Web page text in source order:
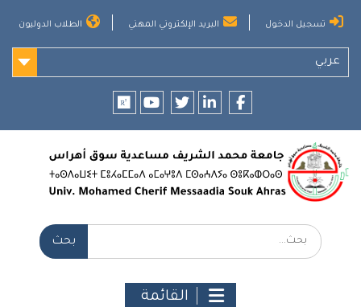
تسجيل الدخول البريد الإلكتروني المهني الطلاب الدوليون
عربي
بحث:
القائمة